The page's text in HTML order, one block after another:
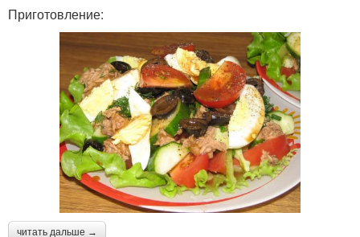
Приготовление:
читать дальше →